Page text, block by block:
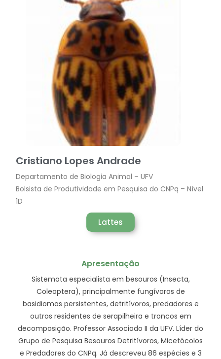
Cristiano Lopes Andrade
Departamento de Biologia Animal – UFV
Bolsista de Produtividade em Pesquisa do CNPq – Nível
1D
Lattes
Apresentação
Sistemata especialista em besouros (Insecta,
Coleoptera), principalmente fungívoros de
basidiomas persistentes, detritívoros, predadores e
outros residentes de serapilheira e troncos em
decomposição. Professor Associado II da UFV. Líder do
Grupo de Pesquisa Besouros Detritívoros, Micetócolos
e Predadores do CNPq. Já descreveu 86 espécies e 3